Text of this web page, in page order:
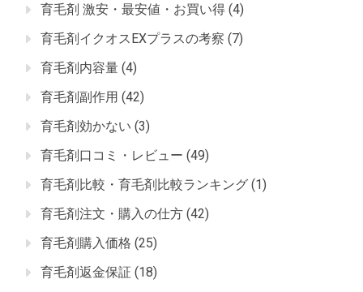
育毛剤 激安・最安値・お買い得 (4)
育毛剤イクオスEXプラスの考察 (7)
育毛剤内容量 (4)
育毛剤副作用 (42)
育毛剤効かない (3)
育毛剤口コミ・レビュー (49)
育毛剤比較・育毛剤比較ランキング (1)
育毛剤注文・購入の仕方 (42)
育毛剤購入価格 (25)
育毛剤返金保証 (18)